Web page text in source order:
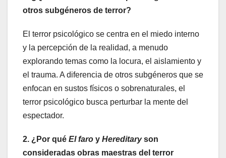
otros subgéneros de terror?
El terror psicológico se centra en el miedo interno
y la percepción de la realidad, a menudo
explorando temas como la locura, el aislamiento y
el trauma. A diferencia de otros subgéneros que se
enfocan en sustos físicos o sobrenaturales, el
terror psicológico busca perturbar la mente del
espectador.
2. ¿Por qué El faro y Hereditaryson
consideradas obras maestras del terror